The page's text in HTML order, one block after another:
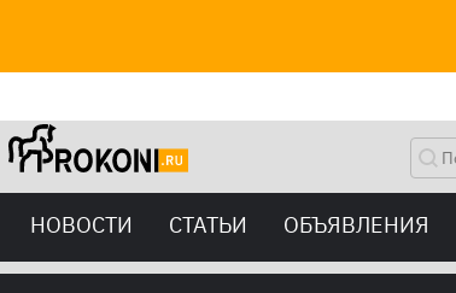
НОВОСТИ СТАТЬИ ОБЪЯВЛЕНИЯ